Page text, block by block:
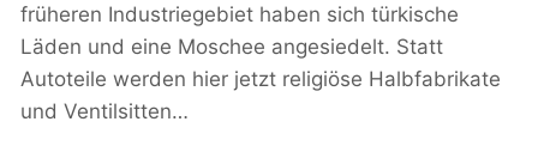
früheren Industriegebiet haben sich türkische
Läden und eine Moschee angesiedelt. Statt
Autoteile werden hier jetzt religiöse Halbfabrikate
und Ventilsitten…